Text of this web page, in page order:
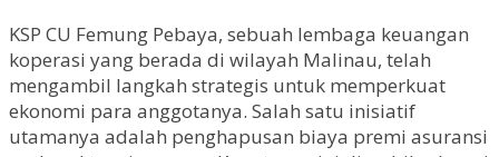
KSP CU Femung Pebaya, sebuah lembaga keuangan
koperasi yang berada di wilayah Malinau, telah
mengambil langkah strategis untuk memperkuat
ekonomi para anggotanya. Salah satu inisiatif
utamanya adalah penghapusan biaya premi asuransi